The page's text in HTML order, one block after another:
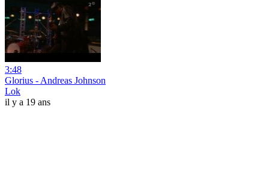
3:48
Glorius - Andreas Johnson
Lok
il y a 19 ans